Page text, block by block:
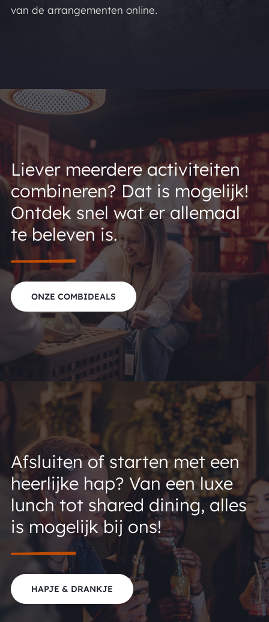
van de arrangementen online.
Liever meerdere activiteiten
combineren? Dat is mogelijk!
Ontdek snel wat er allemaal
te beleven is.
ONZE COMBIDEALS
Afsluiten of starten met een
heerlijke hap? Van een luxe
lunch tot shared dining, alles
is mogelijk bij ons!
HAPJE & DRANKJE